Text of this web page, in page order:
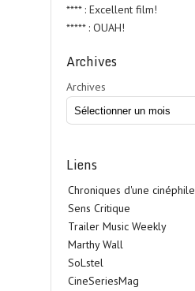
**** : Excellent film!
***** : OUAH!
Archives
Archives
Liens
Chroniques d'une cinéphile
Sens Critique
Trailer Music Weekly
Marthy Wall
SoLstel
CineSeriesMag